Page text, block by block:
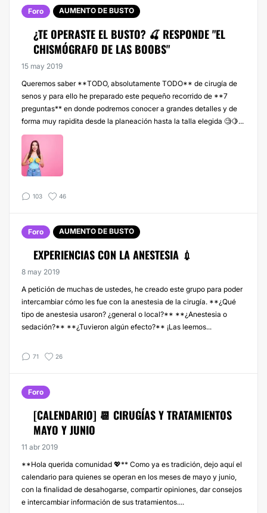
Foro AUMENTO DE BUSTO
¿TE OPERASTE EL BUSTO? 🍒 RESPONDE "EL
CHISMÓGRAFO DE LAS BOOBS"
15 may 2019
Queremos saber **TODO, absolutamente TODO** de cirugía de
senos y para ello he preparado este pequeño recorrido de **7
preguntas** en donde podremos conocer a grandes detalles y de
forma muy rapidita desde la planeación hasta la talla elegida 🧐🍋...
103 46
Foro AUMENTO DE BUSTO
EXPERIENCIAS CON LA ANESTESIA 💉
8 may 2019
A petición de muchas de ustedes, he creado este grupo para poder
intercambiar cómo les fue con la anestesia de la cirugía. **¿Qué
tipo de anestesia usaron? ¿general o local?** **¿Anestesia o
sedación?** **¿Tuvieron algún efecto?** ¡Las leemos...
71 26
Foro
[CALENDARIO] 📆 CIRUGÍAS Y TRATAMIENTOS
MAYO Y JUNIO
11 abr 2019
**Hola querida comunidad 💖** Como ya es tradición, dejo aquí el
calendario para quienes se operan en los meses de mayo y junio,
con la finalidad de desahogarse, compartir opiniones, dar consejos
e intercambiar información de sus tratamientos....